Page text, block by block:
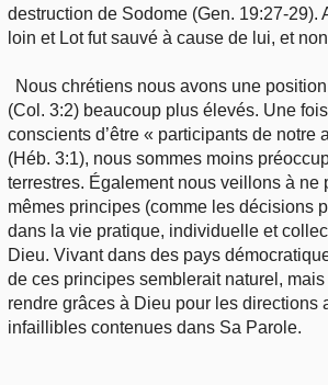
destruction de Sodome (Gen. 19:27-29).
loin et Lot fut sauvé à cause de lui, et
Nous chrétiens nous avons une
(Col. 3:2) beaucoup plus élevés. Une
conscients d’être « participants de notre
(Héb. 3:1), nous sommes moins
terrestres. Également nous veillons à ne
mêmes principes (comme les décisions
dans la vie pratique, individuelle et
Dieu. Vivant dans des pays
de ces principes semblerait naturel,
rendre grâces à Dieu pour les directions
infaillibles contenues dans Sa Parole.